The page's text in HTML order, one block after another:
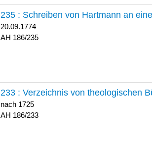
235 : Schreiben von Hartmann an
20.09.1774
186/235
233 : Verzeichnis von theologischen
nach 1725
186/233